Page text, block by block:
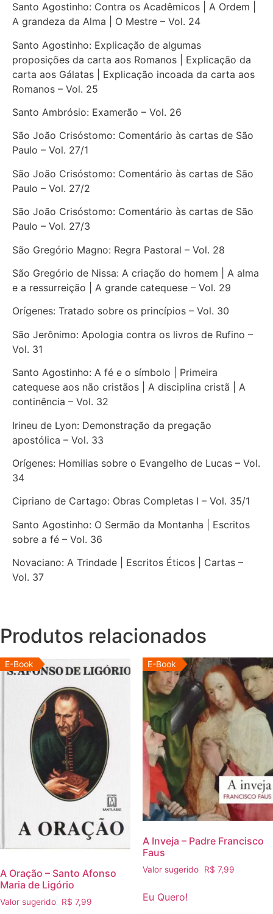
Santo Agostinho: Contra os Acadêmicos | A Ordem |
A grandeza da Alma | O Mestre – Vol. 24
Santo Agostinho: Explicação de algumas
proposições da carta aos Romanos | Explicação da
carta aos Gálatas | Explicação incoada da carta aos
Romanos – Vol. 25
Santo Ambrósio: Examerão – Vol. 26
São João Crisóstomo: Comentário às cartas de São
Paulo – Vol. 27/1
São João Crisóstomo: Comentário às cartas de São
Paulo – Vol. 27/2
São João Crisóstomo: Comentário às cartas de São
Paulo – Vol. 27/3
São Gregório Magno: Regra Pastoral – Vol. 28
São Gregório de Nissa: A criação do homem | A alma
e a ressurreição | A grande catequese – Vol. 29
Orígenes: Tratado sobre os princípios – Vol. 30
São Jerônimo: Apologia contra os livros de Rufino –
Vol. 31
Santo Agostinho: A fé e o símbolo | Primeira
catequese aos não cristãos | A disciplina cristã | A
continência – Vol. 32
Irineu de Lyon: Demonstração da pregação
apostólica – Vol. 33
Orígenes: Homilias sobre o Evangelho de Lucas – Vol.
34
Cipriano de Cartago: Obras Completas I – Vol. 35/1
Santo Agostinho: O Sermão da Montanha | Escritos
sobre a fé – Vol. 36
Novaciano: A Trindade | Escritos Éticos | Cartas –
Vol. 37
Produtos relacionados
E-Book
A Oração – Santo Afonso
Maria de Ligório
Valor sugerido R$ 7,99
E-Book
A Inveja – Padre Francisco
Faus
Valor sugerido R$ 7,99
Eu Quero!